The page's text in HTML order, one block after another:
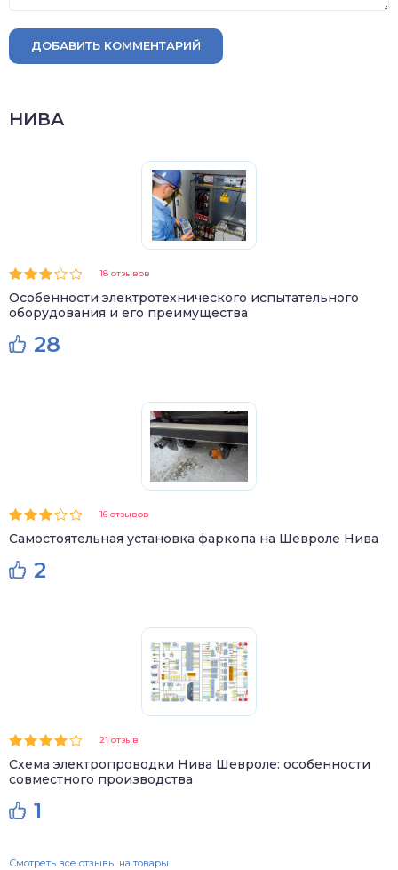
ДОБАВИТЬ КОММЕНТАРИЙ
НИВА
18 отзывов
Особенности электротехнического испытательного
оборудования и его преимущества
28
16 отзывов
Самостоятельная установка фаркопа на Шевроле Нива
2
21 отзыв
Схема электропроводки Нива Шевроле: особенности
совместного производства
1
Смотреть все отзывы на товары